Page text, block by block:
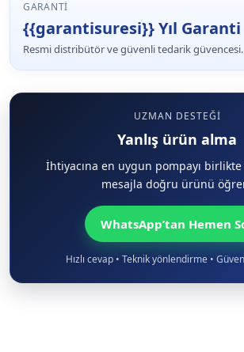
GARANTI
{{garantisuresi}} Yıl Garanti
Resmi distribütör ve güvenli tedarik güvencesi.
UZMAN DESTEĞI
Yanlış ürün alma
İhtiyacına en uygun pompayı birlikte
mesajla doğru ürünü
WhatsApp’tan Hemen
Hızlı cevap • Teknik yönlendirme •